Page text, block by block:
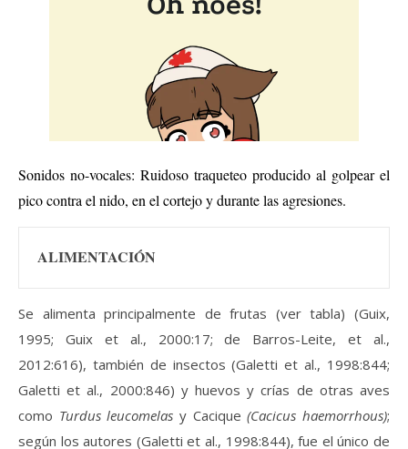
Sonidos no-vocales: Ruidoso traqueteo producido al golpear el
pico contra el nido, en el cortejo y durante las agresiones.
ALIMENTACIÓN
Se alimenta principalmente de frutas (ver tabla) (Guix,
1995; Guix et al., 2000:17; de Barros-Leite, et al.,
2012:616), también de insectos (Galetti et al., 1998:844;
Galetti et al., 2000:846) y huevos y crías de otras aves
como Turdus leucomelas y Cacique (Cacicus haemorrhous);
según los autores (Galetti et al., 1998:844), fue el único de